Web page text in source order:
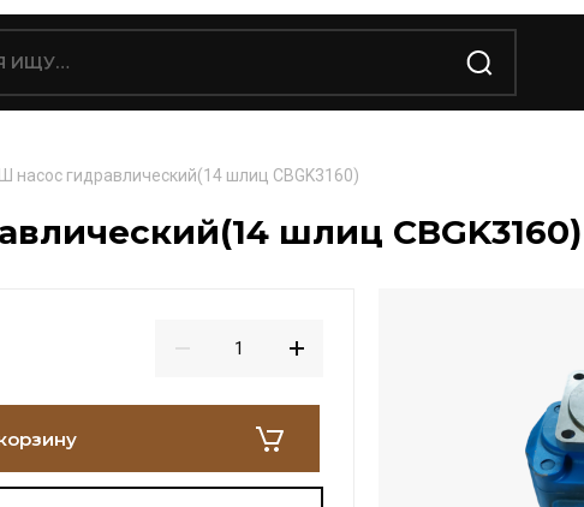
насос гидравлический(14 шлиц СВGK3160)
шлиц СВGK3160)